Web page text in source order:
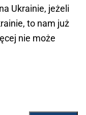
Ukrainie, jeżeli
to nam już
nie może